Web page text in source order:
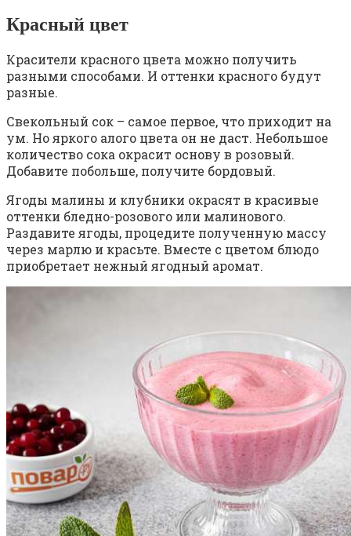
Красный цвет
Красители красного цвета можно получить
разными способами. И оттенки красного будут
разные.
Свекольный сок – самое первое, что приходит на
ум. Но яркого алого цвета он не даст. Небольшое
количество сока окрасит основу в розовый.
Добавите побольше, получите бордовый.
Ягоды малины и клубники окрасят в красивые
оттенки бледно-розового или малинового.
Раздавите ягоды, процедите полученную массу
через марлю и красьте. Вместе с цветом блюдо
приобретает нежный ягодный аромат.